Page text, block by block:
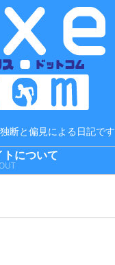
断と偏見による日記です
トについて